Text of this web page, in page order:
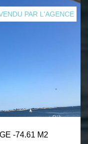
PAR L'AGENCE
-74.61 M2